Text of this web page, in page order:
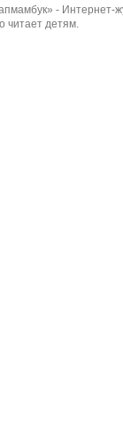
- Интернет-
читает детям.